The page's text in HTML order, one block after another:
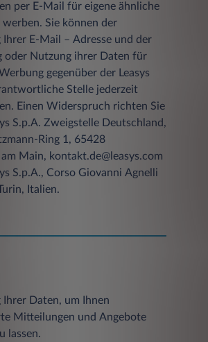
per E-Mail für eigene ähnliche
Sie können der
Ihrer E-Mail – Adresse und der
oder Nutzung ihrer Daten für
gegenüber der Leasys
Stelle jederzeit
Einen Widerspruch richten Sie
S.p.A. Zweigstelle Deutschland,
Ring 1, 65428
am Main, kontakt.de@leasys.com
S.p.A., Corso Giovanni Agnelli
Italien.
Daten, um Ihnen
Mitteilungen und Angebote
lassen.